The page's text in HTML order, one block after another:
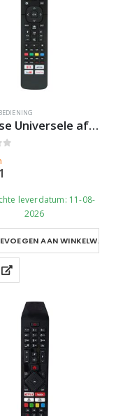
Hisense Universele afstandsbediening – Smart TV Remote
leverdatum: 11-08-
2026
AAN